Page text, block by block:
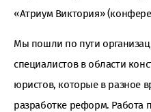
«Атриум Виктория»
Мы пошли по пути
специалистов в области
юристов, которые в разное
разработке реформ. Работа